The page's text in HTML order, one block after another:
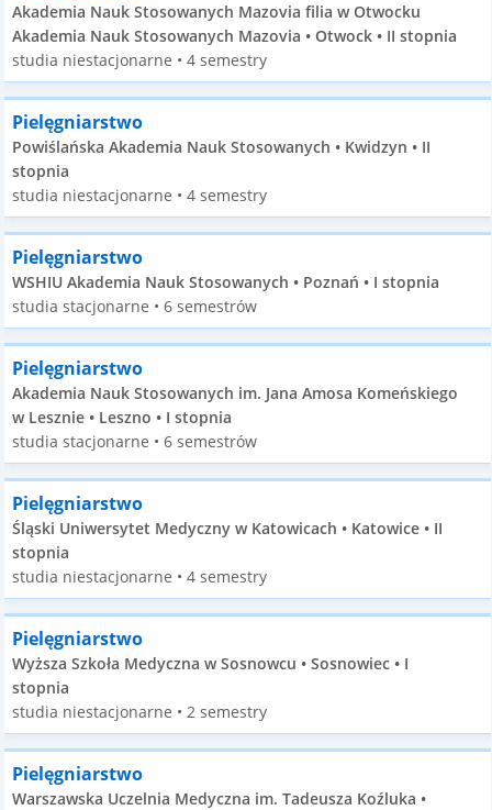
Akademia Nauk Stosowanych Mazovia filia w Otwocku
Akademia Nauk Stosowanych Mazovia • Otwock • II stopnia
studia niestacjonarne • 4 semestry
Pielęgniarstwo
Powiślańska Akademia Nauk Stosowanych • Kwidzyn • II
stopnia
studia niestacjonarne • 4 semestry
Pielęgniarstwo
WSHIU Akademia Nauk Stosowanych • Poznań • I stopnia
studia stacjonarne • 6 semestrów
Pielęgniarstwo
Akademia Nauk Stosowanych im. Jana Amosa Komeńskiego
w Lesznie • Leszno • I stopnia
studia stacjonarne • 6 semestrów
Pielęgniarstwo
Śląski Uniwersytet Medyczny w Katowicach • Katowice • II
stopnia
studia niestacjonarne • 4 semestry
Pielęgniarstwo
Wyższa Szkoła Medyczna w Sosnowcu • Sosnowiec • I
stopnia
studia niestacjonarne • 2 semestry
Pielęgniarstwo
Warszawska Uczelnia Medyczna im. Tadeusza Koźluka •